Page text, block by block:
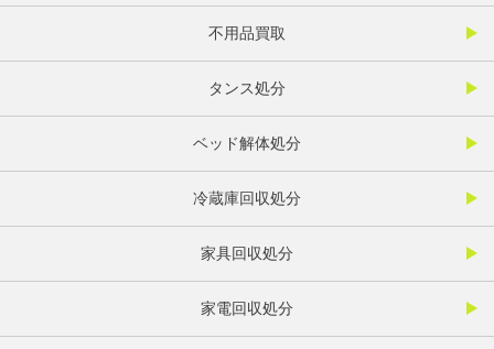
不用品買取
タンス処分
ベッド解体処分
冷蔵庫回収処分
家具回収処分
家電回収処分